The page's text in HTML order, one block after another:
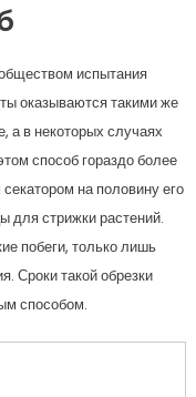
испытания
оказываются такими же
а в некоторых случаях
способ гораздо более
на половину его
для стрижки растений.
побеги, только лишь
Сроки такой обрезки
способом.